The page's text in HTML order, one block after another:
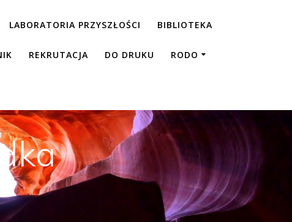
LABORATORIA PRZYSZŁOŚCI BIBLIOTEKA
REKRUTACJA DO DRUKU RODO